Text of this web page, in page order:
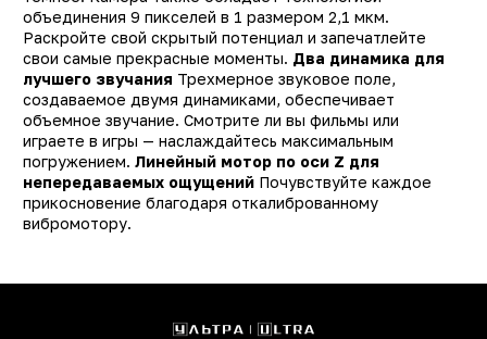
объединения 9 пикселей в 1 размером 2,1 мкм.
Раскройте свой скрытый потенциал и запечатлейте
свои самые прекрасные моменты. Два динамика для
лучшего звучания Трехмерное звуковое поле,
создаваемое двумя динамиками, обеспечивает
объемное звучание. Смотрите ли вы фильмы или
играете в игры — наслаждайтесь максимальным
погружением. Линейный мотор по оси Z для
непередаваемых ощущений Почувствуйте каждое
прикосновение благодаря откалиброванному
вибромотору.
164.2 х 76.1 х 8.1